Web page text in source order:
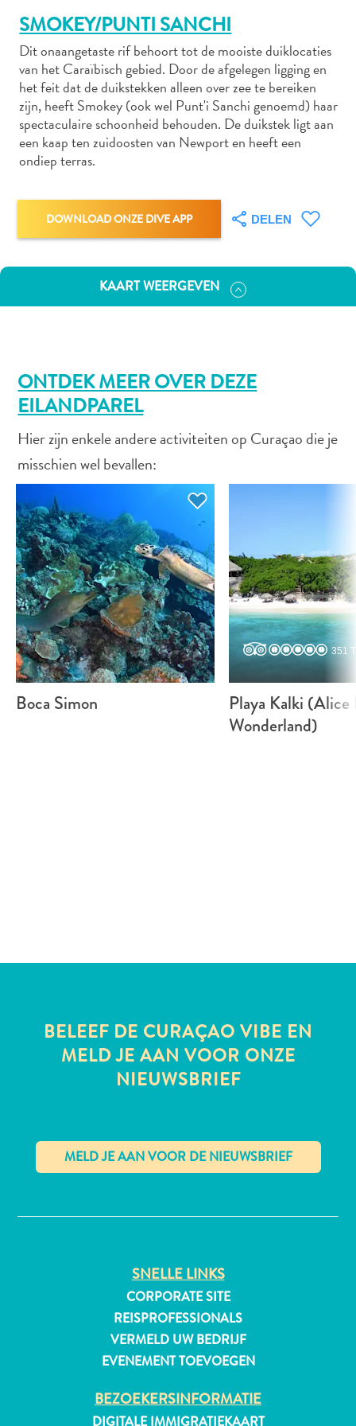
Autoverhuur
Bezienswaardigheden
Diversen
Duik-
en
snorkelplekken
Eten
drinken
en
entertainment
en
parken
en
wellness
Sport
en
golf
Stranden
Taxidiensten
Tours
Wateractiviteiten
Winkelgebieden
Waar
All-
inclusive
en
SMOKEY/PUNTI SANCHI
Dit onaangetaste rif behoort tot de mooiste duiklocaties
van het Caraïbisch gebied. Door de afgelegen ligging en
het feit dat de duikstekken alleen over zee te bereiken
zijn, heeft Smokey (ook wel Punt'i Sanchi genoemd) haar
spectaculaire schoonheid behouden. De duikstek ligt aan
een kaap ten zuidoosten van Newport en heeft een
ondiep terras.
DOWNLOAD ONZE DIVE APP DELEN
KAART WEERGEVEN
ONTDEK MEER OVER DEZE
EILANDPAREL
Hier zijn enkele andere activiteiten op Curaçao die je
misschien wel bevallen:
Boca Simon
351
Playa Kalki (Alice
Wonderland)
BELEEF DE CURAÇAO VIBE EN
MELD JE AAN VOOR ONZE
NIEUWSBRIEF
SNELLE LINKS
CORPORATE SITE
REISPROFESSIONALS
VERMELD UW BEDRIJF
EVENEMENT TOEVOEGEN
BEZOEKERSINFORMATIE
DIGITALE IMMIGRATIEKAART